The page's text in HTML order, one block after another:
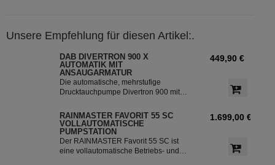
Unsere Empfehlung für diesen Artikel:.
DAB DIVERTRON 900 X
AUTOMATIK MIT
ANSAUGARMATUR
Die automatische, mehrstufige
Drucktauchpumpe Divertron 900 mit
und einem Rückschlagventil. Die
Pumpe ist ideal für die Nutzung von
dem Regenwasser aus den Zisternen
für die Bewässerung des Garten.
449,90 €
RAINMASTER FAVORIT 55 SC
VOLLAUTOMATISCHE
PUMPSTATION
Der RAINMASTER Favorit 55 SC ist
eine vollautomatische Betriebs- und
1.699,00 €